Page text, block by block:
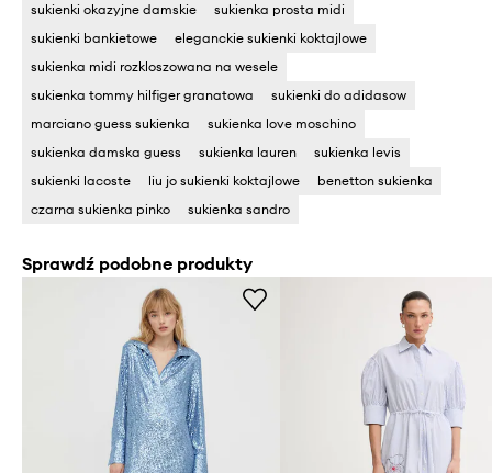
sukienki okazyjne damskie
sukienka prosta midi
sukienki bankietowe
eleganckie sukienki koktajlowe
sukienka midi rozkloszowana na wesele
sukienka tommy hilfiger granatowa
sukienki do adidasow
marciano guess sukienka
sukienka love moschino
sukienka damska guess
sukienka lauren
sukienka levis
sukienki lacoste
liu jo sukienki koktajlowe
benetton sukienka
czarna sukienka pinko
sukienka sandro
Sprawdź podobne produkty